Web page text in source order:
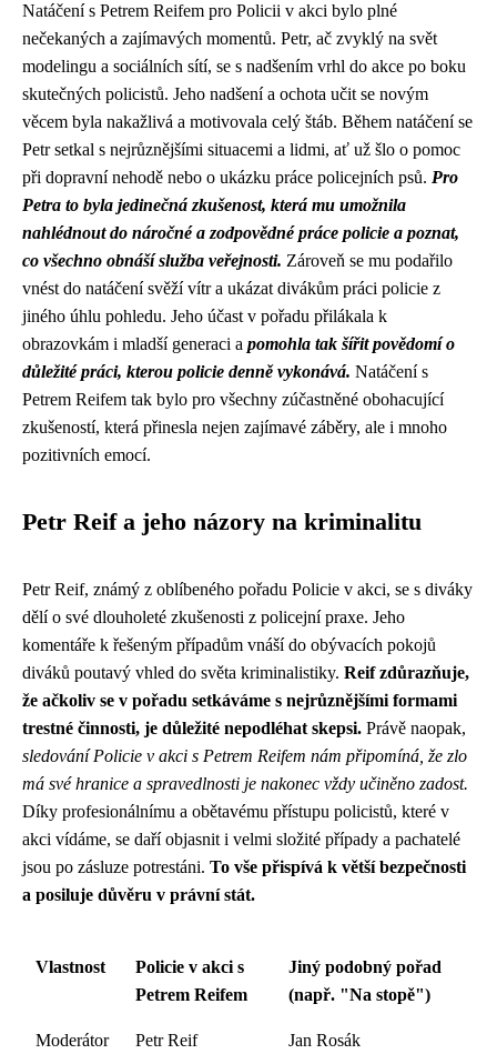
Natáčení s Petrem Reifem pro Policii v akci bylo plné
nečekaných a zajímavých momentů. Petr, ač zvyklý na svět
modelingu a sociálních sítí, se s nadšením vrhl do akce po boku
skutečných policistů. Jeho nadšení a ochota učit se novým
věcem byla nakažlivá a motivovala celý štáb. Během natáčení se
Petr setkal s nejrůznějšími situacemi a lidmi, ať už šlo o pomoc
při dopravní nehodě nebo o ukázku práce policejních psů. Pro
Petra to byla jedinečná zkušenost, která mu umožnila
nahlédnout do náročné a zodpovědné práce policie a poznat,
co všechno obnáší služba veřejnosti. Zároveň se mu podařilo
vnést do natáčení svěží vítr a ukázat divákům práci policie z
jiného úhlu pohledu. Jeho účast v pořadu přilákala k
obrazovkám i mladší generaci a pomohla tak šířit povědomí o
důležité práci, kterou policie denně vykonává. Natáčení s
Petrem Reifem tak bylo pro všechny zúčastněné obohacující
zkušeností, která přinesla nejen zajímavé záběry, ale i mnoho
pozitivních emocí.
Petr Reif a jeho názory na kriminalitu
Petr Reif, známý z oblíbeného pořadu Policie v akci, se s diváky
dělí o své dlouholeté zkušenosti z policejní praxe. Jeho
komentáře k řešeným případům vnáší do obývacích pokojů
diváků poutavý vhled do světa kriminalistiky. Reif zdůrazňuje,
že ačkoliv se v pořadu setkáváme s nejrůznějšími formami
trestné činnosti, je důležité nepodléhat skepsi. Právě naopak,
sledování Policie v akci s Petrem Reifem nám připomíná, že zlo
má své hranice a spravedlnosti je nakonec vždy učiněno zadost.
Díky profesionálnímu a obětavému přístupu policistů, které v
akci vídáme, se daří objasnit i velmi složité případy a pachatelé
jsou po zásluze potrestáni. To vše přispívá k větší bezpečnosti
a posiluje důvěru v právní stát.
Vlastnost
Policie v akci s
Petrem Reifem
Jiný podobný pořad
(např. "Na stopě")
Moderátor Petr Reif Jan Rosák